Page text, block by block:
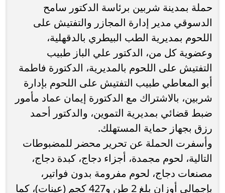
حملة بمدينة شربين برئاسة الدكتور سامح
الدسوقي مدير إدارة المجازر والتفتيش على
اللحوم بمديرية الطب البيطري بالدقهلية،
وعضوية كل من، الدكتور علي الباز طبيب
التفتيش على اللحوم بالمديرية، الدكتورة فاطمة
أبو المعاطي طبيب التفتيش على اللحوم بإدارة
شربين، بالاشتراك مع الدكتورة إيمان عماد مأمور
ضبط قضائي بمديرية التموين، والدكتور أحمد
رزق بجهاز حماية المستهلك.
وأسفرت الحملة عن تحرير محضر للمضبوطات
التالية، لحوم مجمدة، أجزاء دجاج، كبدة دجاج،
مصنعات دجاج، لحوم مفرومة بدون فواتير،
بإجمالي أوزان بلغ 2 طن و427 كجم (عينات)، كما